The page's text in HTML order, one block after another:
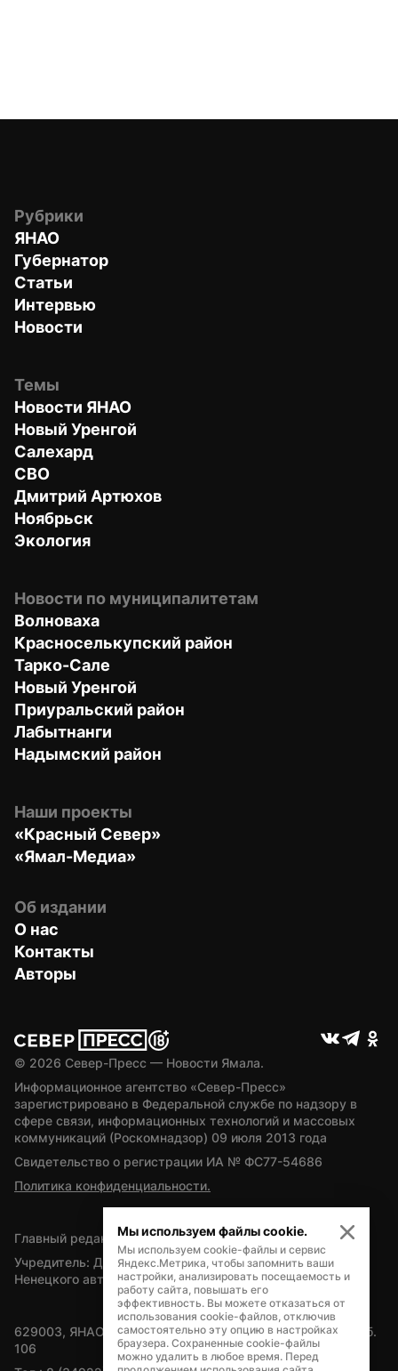
Рубрики
ЯНАО
Губернатор
Статьи
Интервью
Новости
Темы
Новости ЯНАО
Новый Уренгой
Салехард
СВО
Дмитрий Артюхов
Ноябрьск
Экология
Новости по муниципалитетам
Волноваха
Красноселькупский район
Тарко-Сале
Новый Уренгой
Приуральский район
Лабытнанги
Надымский район
Наши проекты
«Красный Север»
«Ямал-Медиа»
Об издании
О нас
Контакты
Авторы
© 2026 Север-Пресс — Новости Ямала.
Информационное агентство «Север-Пресс»
зарегистрировано в Федеральной службе по надзору в
сфере связи, информационных технологий и массовых
коммуникаций (Роскомнадзор) 09 июля 2013 года
Свидетельство о регистрации ИА № ФС77-54686
Политика конфиденциальности.
Главный редактор — А.Л. Поздеев
Учредитель: Департамент внутренней политики Ямало-
Ненецкого автономного округа
629003, ЯНАО, Салехард, мкр. Богдана Кнунянца, д.1, каб.
106
Мы используем файлы cookie.
Мы используем cookie-файлы и сервис
Яндекс.Метрика, чтобы запомнить ваши
настройки, анализировать посещаемость и
работу сайта, повышать его
эффективность. Вы можете отказаться от
использования cookie-файлов, отключив
самостоятельно эту опцию в настройках
браузера. Сохраненные cookie-файлы
можно удалить в любое время. Перед